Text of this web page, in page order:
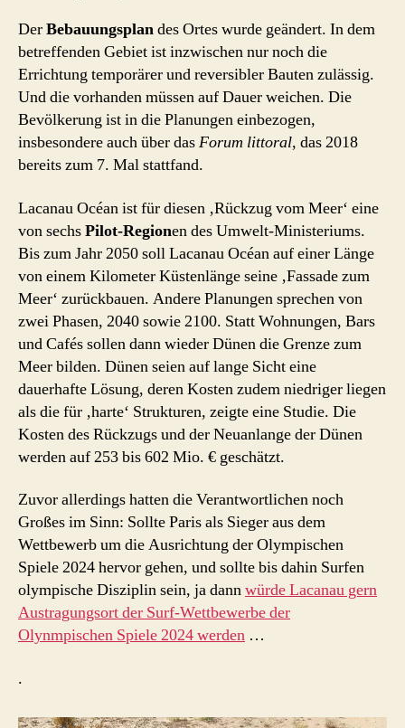
DerBebauungsplandes Ortes wurde geändert. In dem
betreffenden Gebiet ist inzwischen nur noch die
Errichtung temporärer und reversibler Bauten zulässig.
Und die vorhanden müssen auf Dauer weichen. Die
Bevölkerung ist in die Planungen einbezogen,
insbesondere auch über dasForum littoral, das 2018
bereits zum 7. Mal stattfand.
Lacanau Océan ist für diesen ‚Rückzug vom Meer‘ eine
von sechsPilot-Regionen des Umwelt-Ministeriums.
Bis zum Jahr 2050 soll Lacanau Océan auf einer Länge
von einem Kilometer Küstenlänge seine ‚Fassade zum
Meer‘ zurückbauen. Andere Planungen sprechen von
zwei Phasen, 2040 sowie 2100. Statt Wohnungen, Bars
und Cafés sollen dann wieder Dünen die Grenze zum
Meer bilden. Dünen seien auf lange Sicht eine
dauerhafte Lösung, deren Kosten zudem niedriger liegen
als die für ‚harte‘ Strukturen, zeigte eine Studie. Die
Kosten des Rückzugs und der Neuanlange der Dünen
werden auf 253 bis 602 Mio. € geschätzt.
Zuvor allerdings hatten die Verantwortlichen noch
Großes im Sinn: Sollte Paris als Sieger aus dem
Wettbewerb um die Ausrichtung der Olympischen
Spiele 2024 hervor gehen, und sollte bis dahin Surfen
olympische Disziplin sein, ja dannwürde Lacanau gern
Austragungsort der Surf-Wettbewerbe der
Olynmpischen Spiele 2024 werden …
.